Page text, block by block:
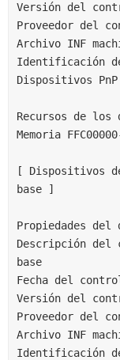
Versión del
Proveedor del
Archivo INF
Identificación
Dispositivos PnP
Recursos de
Memoria
[ Dispositivos
base ]
Propiedades
Descripción del
base
Fecha del
Versión del
Proveedor del
Archivo INF
Identificación